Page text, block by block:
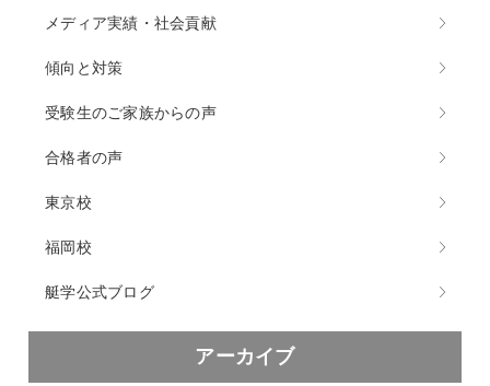
メディア実績・社会貢献
傾向と対策
受験生のご家族からの声
合格者の声
東京校
福岡校
艇学公式ブログ
アーカイブ